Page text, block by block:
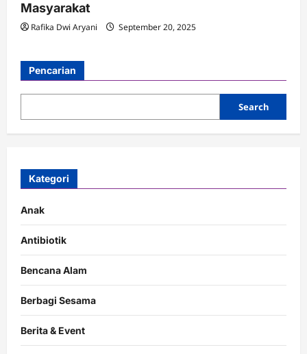
Masyarakat
Rafika Dwi Aryani September 20, 2025
Pencarian
Search
Kategori
Anak
Antibiotik
Bencana Alam
Berbagi Sesama
Berita & Event